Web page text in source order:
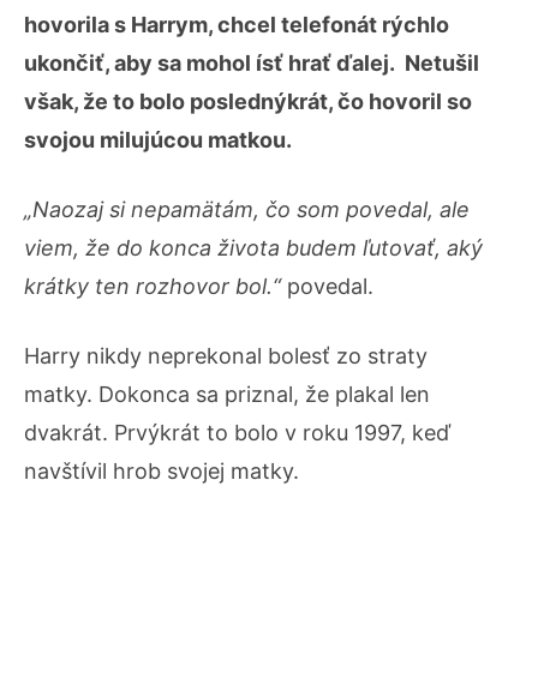
hovorila s Harrym, chcel telefonát rýchlo
ukončiť, aby sa mohol ísť hrať ďalej. Netušil
však, že to bolo poslednýkrát, čo hovoril so
svojou milujúcou matkou.
„Naozaj si nepamätám, čo som povedal, ale
viem, že do konca života budem ľutovať, aký
krátky ten rozhovor bol.“povedal.
Harry nikdy neprekonal bolesť zo straty
matky. Dokonca sa priznal, že plakal len
dvakrát. Prvýkrát to bolo v roku 1997, keď
navštívil hrob svojej matky.